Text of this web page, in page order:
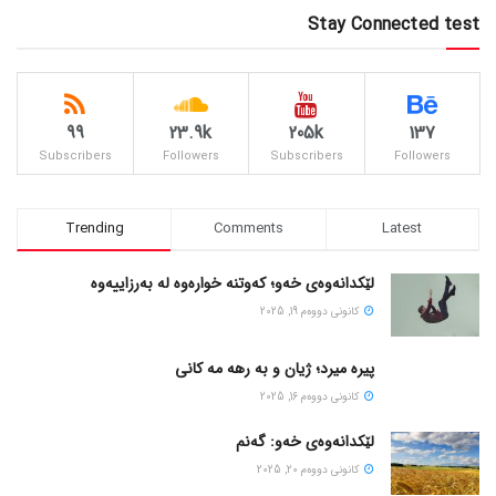
Stay Connected test
137
Followers
205k
Subscribers
23.9k
Followers
99
Subscribers
Trending Comments Latest
لێکدانەوەی خەو؛ کەوتنە خوارەوە لە بەرزاییەوە
كانونی دووه‌م 19, 2025
پیره میرد؛ ژیان و به رهه مه کانی
كانونی دووه‌م 16, 2025
لێکدانەوەی خەو: گەنم
كانونی دووه‌م 20, 2025